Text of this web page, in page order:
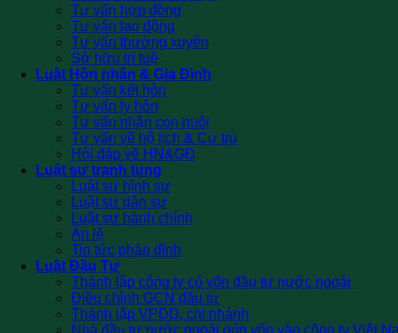
Tư vấn hợp đồng
Tư vấn lao động
Tư vấn thường xuyên
Sở hữu trí tuệ
Luật Hôn nhân & Gia Đình
Tư vấn kết hôn
Tư vấn ly hôn
Tư vấn nhận con nuôi
Tư vấn về hộ tịch & Cư trú
Hỏi đáp về HN&GĐ
Luật sư tranh tụng
Luật sư hình sự
Luật sư dân sự
Luật sư hành chính
Án lệ
Tin tức pháp đình
Luật Đầu Tư
Thành lập công ty có vốn đầu tư nước ngoài
Điều chỉnh GCN đầu tư
Thành lập VPDD, chi nhánh